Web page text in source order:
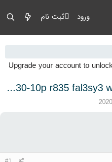
ورود ثبت نام
toshiba portege r830-10p r835